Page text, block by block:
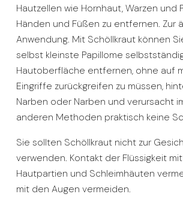
Hautzellen wie Hornhaut, Warzen und
Händen und Füßen zu entfernen. Zur
Anwendung. Mit Schöllkraut können
selbst kleinste Papillome
Hautoberfläche entfernen, ohne auf
Eingriffe zurückgreifen zu müssen,
Narben oder Narben und verursacht
anderen Methoden praktisch keine
Sie sollten Schöllkraut nicht zur
verwenden. Kontakt der Flüssigkeit
Hautpartien und Schleimhäuten
mit den Augen vermeiden.